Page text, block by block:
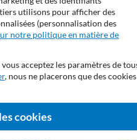
utilisons pour afficher des
(personnalisation des
notre politique en matière de
acceptez les paramètres de
, nous ne placerons que des cookies
cookies